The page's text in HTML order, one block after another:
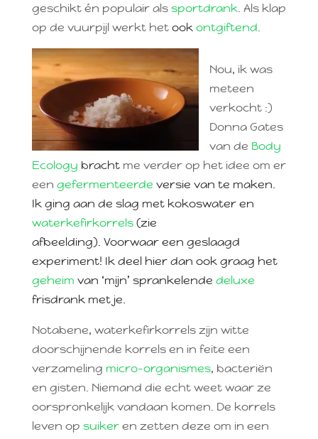
geschikt én populair alssportdrank. Als klap
op de vuurpijl werkt hetookontgiftend.
Nou, ik was
meteen
verkocht :)
Donna Gates
van de Body
Ecology brachtme verder op het idee om er
een gefermenteerde versie van te maken.
Ik ging aan de slag met kokoswater en
waterkefirkorrels(zie
afbeelding). Voorwaar een geslaagd
experiment! Ik deel hier dan ook graag het
geheim van ‘mijn’ sprankelende deluxe
frisdrank met je.
Notabene, waterkefirkorrels zijn witte
doorschijnende korrels en in feite een
verzameling micro-organismes, bacteriën
en gisten. Niemand die echt weet waar ze
oorspronkelijk vandaan komen. De korrels
leven op suikeren zetten deze om in een